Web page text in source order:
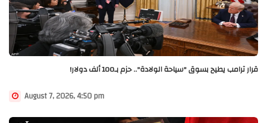
قرار ترامب يطيح بسوق "سياحة الولادة".. حزم بـ100 ألف دولار!
August 7, 2026, 4:50 pm